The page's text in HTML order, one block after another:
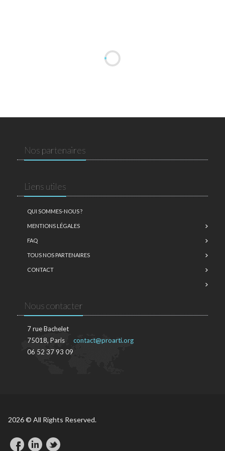
Nos partenaires
Liens utiles
QUI SOMMES-NOUS ?
MENTIONS LÉGALES
FAQ
TOUS NOS PARTENAIRES
CONTACT
Nous contacter
7 rue Bachelet
75018, Paris
06 52 37 93 09
contact@proarti.org
2026 © All Rights Reserved.